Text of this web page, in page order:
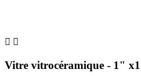
 
Vitre vitrocéramique - 1"